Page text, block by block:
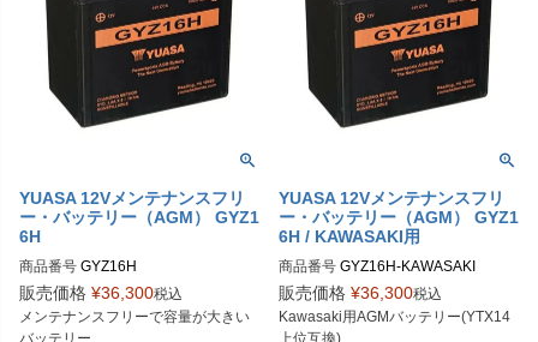
YUASA 12Vメンテナンスフリ
ー・バッテリー（AGM） GYZ1
6H
商品番号 GYZ16H
販売価格 ¥36,300税込
メンテナンスフリーで容量が大きい
YUASA 12Vメンテナンスフリ
ー・バッテリー（AGM） GYZ1
6H / KAWASAKI用
商品番号 GYZ16H-KAWASAKI
メーカー型番：YUAM716GH
販売価格 ¥36,300税込
Kawasaki用AGMバッテリー(YTX14